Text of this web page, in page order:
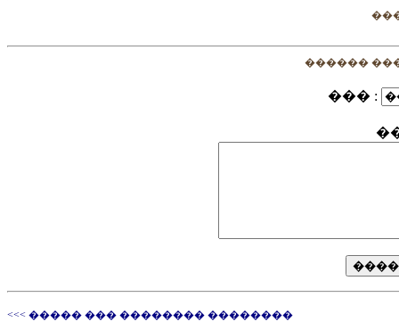
������
��� :
<<< ����� ��� �������� ��������